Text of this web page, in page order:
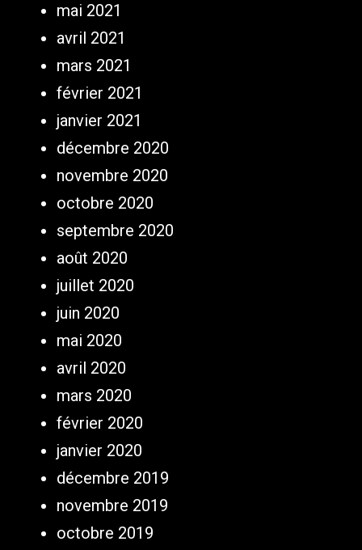
mai 2021
avril 2021
mars 2021
février 2021
janvier 2021
décembre 2020
novembre 2020
octobre 2020
septembre 2020
août 2020
juillet 2020
juin 2020
mai 2020
avril 2020
mars 2020
février 2020
janvier 2020
décembre 2019
novembre 2019
octobre 2019